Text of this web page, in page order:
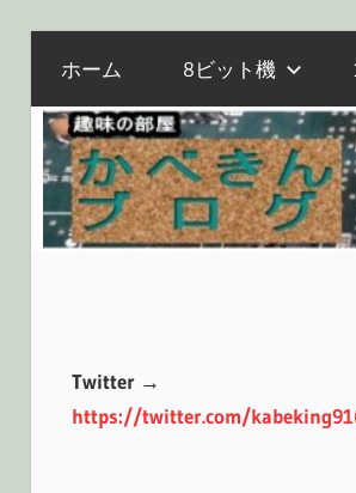
テ
ン
ツ
へ
ス
か
べ
き
ブ
工
作
と
マ
イ
ホーム 8ビット機
Twitter →
https://twitter.com/